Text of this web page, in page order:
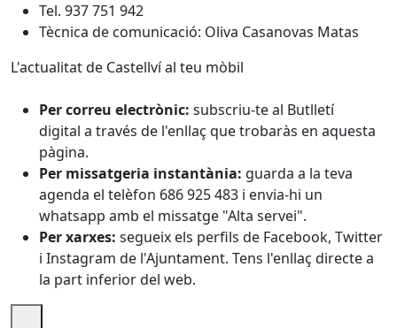
Tel. 937 751 942
Tècnica de comunicació: Oliva Casanovas Matas
L'actualitat de Castellví al teu mòbil
Per correu electrònic: subscriu-te al Butlletí
digital a través de l'enllaç que trobaràs en aquesta
pàgina.
Per missatgeria instantània: guarda a la teva
agenda el telèfon 686 925 483 i envia-hi un
whatsapp amb el missatge "Alta servei".
Per xarxes: segueix els perfils de Facebook, Twitter
i Instagram de l'Ajuntament. Tens l'enllaç directe a
la part inferior del web.